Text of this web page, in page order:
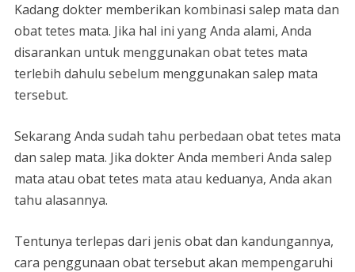
Kadang dokter memberikan kombinasi salep mata dan
obat tetes mata. Jika hal ini yang Anda alami, Anda
disarankan untuk menggunakan obat tetes mata
terlebih dahulu sebelum menggunakan salep mata
tersebut.
Sekarang Anda sudah tahu perbedaan obat tetes mata
dan salep mata. Jika dokter Anda memberi Anda salep
mata atau obat tetes mata atau keduanya, Anda akan
tahu alasannya.
Tentunya terlepas dari jenis obat dan kandungannya,
cara penggunaan obat tersebut akan mempengaruhi